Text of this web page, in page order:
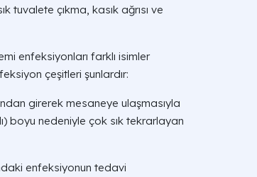
tuvalete çıkma, kasık ağrısı ve
enfeksiyonları farklı isimler
çeşitleri şunlardır:
girerek mesaneye ulaşmasıyla
boyu nedeniyle çok sık tekrarlayan
enfeksiyonun tedavi